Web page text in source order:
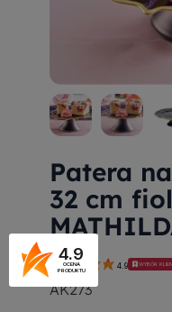
Patera
32 cm
4.9 WYBÓR
AK273
4.9
OCENA
PRODUKTU